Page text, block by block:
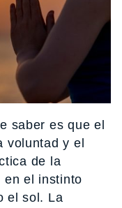
saber es que el
voluntad y el
de la
en el instinto
el sol. La